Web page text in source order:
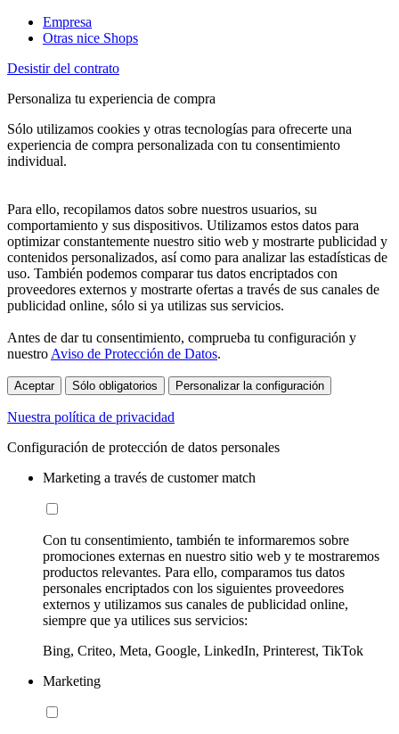
Empresa
Otras nice Shops
Desistir del contrato
Personaliza tu experiencia de compra
Sólo utilizamos cookies y otras tecnologías para ofrecerte una
experiencia de compra personalizada con tu consentimiento
individual.
Para ello, recopilamos datos sobre nuestros usuarios, su
comportamiento y sus dispositivos. Utilizamos estos datos para
optimizar constantemente nuestro sitio web y mostrarte publicidad y
contenidos personalizados, así como para analizar las estadísticas de
uso. También podemos comparar tus datos encriptados con
proveedores externos y mostrarte ofertas a través de sus canales de
publicidad online, sólo si ya utilizas sus servicios.
Antes de dar tu consentimiento, comprueba tu configuración y
nuestro Aviso de Protección de Datos.
Aceptar Sólo obligatorios Personalizar la configuración
Nuestra política de privacidad
Configuración de protección de datos personales
Marketing a través de customer match
Con tu consentimiento, también te informaremos sobre
promociones externas en nuestro sitio web y te mostraremos
productos relevantes. Para ello, comparamos tus datos
personales encriptados con los siguientes proveedores
externos y utilizamos sus canales de publicidad online,
siempre que ya utilices sus servicios:
Bing, Criteo, Meta, Google, LinkedIn, Printerest, TikTok
Marketing